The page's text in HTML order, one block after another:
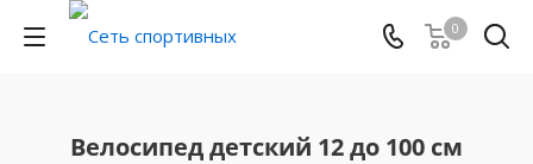
0
Велосипед детский 12 до 100 см